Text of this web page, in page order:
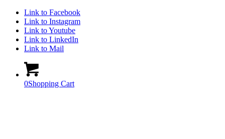
Link to Facebook
Link to Instagram
Link to Youtube
Link to LinkedIn
Link to Mail
0Shopping Cart